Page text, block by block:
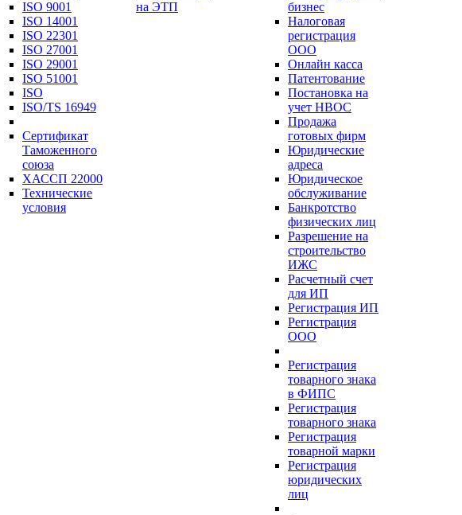
ISO 9001
ISO 14001
ISO 22301
ISO 27001
ISO 29001
ISO 51001
ISO
ISO/TS 16949
Сертификат
Таможенного
союза
ХАССП 22000
Технические
условия
на ЭТП
бизнес
Налоговая
регистрация
ООО
Онлайн касса
Патентование
Постановка на
учет НВОС
Продажа
готовых фирм
Юридические
адреса
Юридическое
обслуживание
Банкротство
физических лиц
Разрешение на
строительство
ИЖС
Расчетный счет
для ИП
Регистрация ИП
Регистрация
ООО
Регистрация
товарного знака
в ФИПС
Регистрация
товарного знака
Регистрация
товарной марки
Регистрация
юридических
лиц